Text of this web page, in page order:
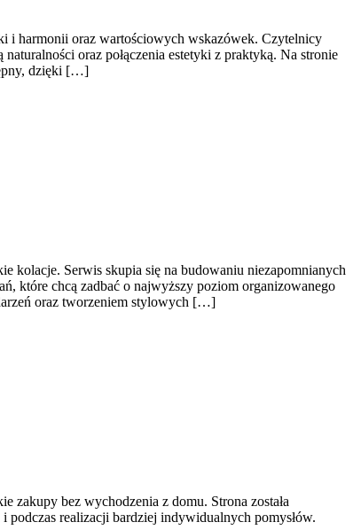
i harmonii oraz wartościowych wskazówek. Czytelnicy
oraz połączenia estetyki z praktyką. Na stronie
dzięki […]
kolacje. Serwis skupia się na budowaniu niezapomnianych
które chcą zadbać o najwyższy poziom organizowanego
oraz tworzeniem stylowych […]
zakupy bez wychodzenia z domu. Strona została
realizacji bardziej indywidualnych pomysłów.